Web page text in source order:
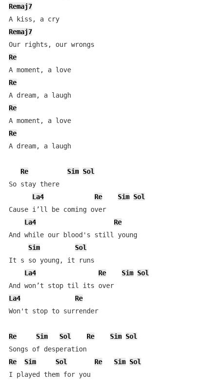
Remaj7
A kiss, a cry
Remaj7
Re
A moment, a love
Re
A dream, a laugh
Re
A moment, a love
Re
A dream, a laugh
Re Sim Sol
So stay there
La4
Re Sim Sol
Cause i’ll be coming over
La4
Re
And while our blood's still young
Sim
Sol
It s so young, it runs
La4
Re Sim Sol
And won’t stop til its over
La4
Re
Won't stop to surrender
Re Sim Sol Re Sim Sol
Songs of desperation
Re
Sim Sol Re Sim Sol
I played them for you